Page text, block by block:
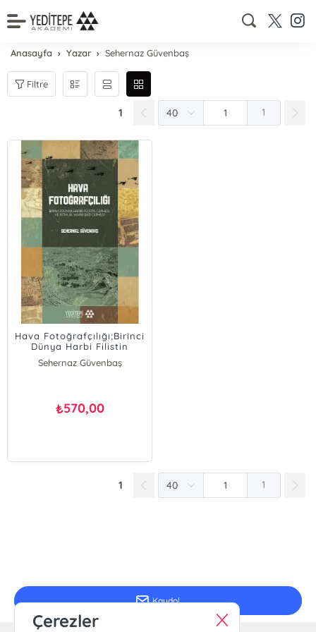
Anasayfa Yazar Sehernaz Güvenbaş
Filtre
1 1
Hava Fotoğrafçılığı;Birinci
Dünya Harbi Filistin
Cephesi ve İstiklal Harbi
Batı Cephesi
Sehernaz Güvenbaş
₺570,00
1 1
Kaydol
Çerezler